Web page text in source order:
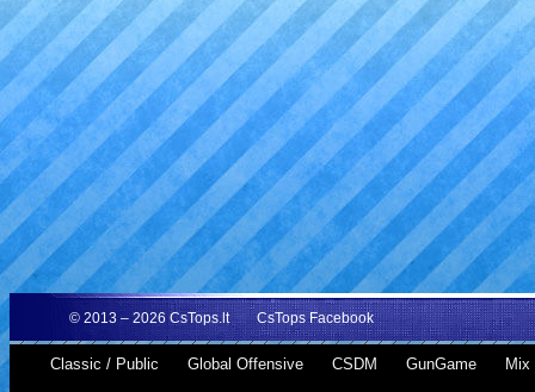
© 2013 – 2026 CsTops.lt CsTops Facebook
Classic / Public Global Offensive CSDM GunGame Mix